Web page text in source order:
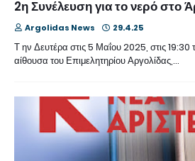
2η Συνέλευση για το νερό στο
Argolidas News 29.4.25
Τ ην Δευτέρα στις 5 Μαΐου 2025, στις 19:30
αίθουσα του Επιμελητηρίου Αργολίδας,…